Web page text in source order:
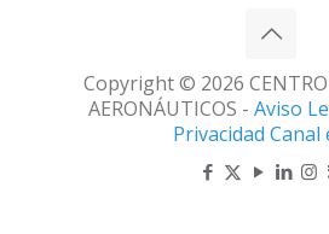
Copyright © 2026 CENTRO
AERONÁUTICOS - Aviso
Privacidad Canal